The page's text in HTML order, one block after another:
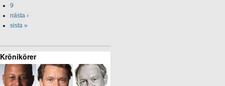
9
nästa ›
sista »
Krönikörer